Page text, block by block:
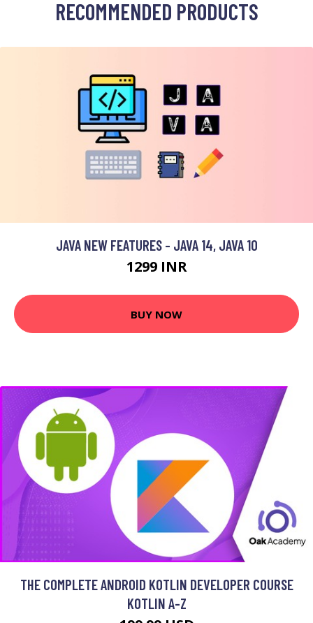
RECOMMENDED PRODUCTS
JAVA NEW FEATURES - JAVA 14, JAVA 10
1299 INR
BUY NOW
THE COMPLETE ANDROID KOTLIN DEVELOPER COURSE
KOTLIN A-Z